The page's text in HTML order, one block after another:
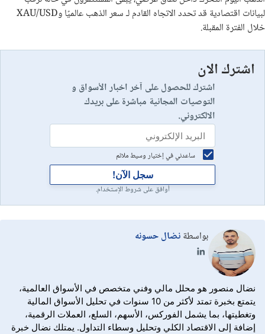
لبيانات اقتصادية قد تحدد الاتجاه القادم لـ سعر الذهب عالميًا وXAU/USD
خلال الفترة المقبلة.
اشترك الان
اشترك للحصول على آخر اخبار الأسواق و
التوصيات المجانية مباشرة على بريدك
الالكتروني.
ساعدني في إختيار وسيط ملائم
سجل الآن!
أوافق على شروط الإستخدام.
بواسطةنضال حسونه
نضال منصور هو محلل مالي وفني متخصص في الأسواق العالمية،
يتمتع بخبرة تمتد لأكثر من 10 سنوات في تحليل الأسواق المالية
وتغطيتها، بما يشمل الفوركس، الأسهم، السلع، العملات الرقمية،
إضافة إلى الاقتصاد الكلي وتحليل وسطاء التداول. يمتلك نضال خبرة